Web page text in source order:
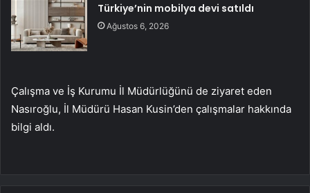
Türkiye’nin mobilya devi satıldı
Ağustos 6, 2026
Çalışma ve İş Kurumu İl Müdürlüğünü de ziyaret eden
Nasıroğlu, İl Müdürü Hasan Kusin’den çalışmalar hakkında
bilgi aldı.